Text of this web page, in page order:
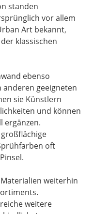
standen
vor allem
Art bekannt,
klassischen
ebenso
anderen geeigneten
sie Künstlern
und können
ergänzen.
oft
weiterhin
weitere